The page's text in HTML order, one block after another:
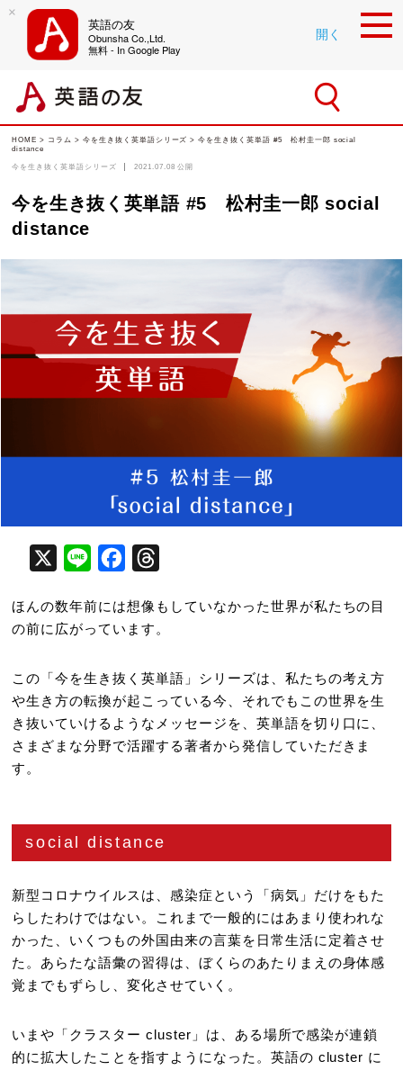
×
英語の友
Obunsha Co.,Ltd.
無料 - In Google Play
開く
HOME > コラム > 今を生き抜く英単語シリーズ > 今を生き抜く英単語 #5 松村圭一郎 social
distance
今を生き抜く英単語シリーズ 2021.07.08 公開
今を生き抜く英単語 #5 松村圭一郎 social
distance
X Line Facebook
ほんの数年前には想像もしていなかった世界が私たちの目
の前に広がっています。
この「今を生き抜く英単語」シリーズは、私たちの考え方
や生き方の転換が起こっている今、それでもこの世界を生
き抜いていけるようなメッセージを、英単語を切り口に、
さまざまな分野で活躍する著者から発信していただきま
す。
social distance
新型コロナウイルスは、感染症という「病気」だけをもた
らしたわけではない。これまで一般的にはあまり使われな
かった、いくつもの外国由来の言葉を日常生活に定着させ
た。あらたな語彙の習得は、ぼくらのあたりまえの身体感
覚までもずらし、変化させていく。
いまや「クラスター cluster」は、ある場所で感染が連鎖
的に拡大したことを指すようになった。英語の cluster に